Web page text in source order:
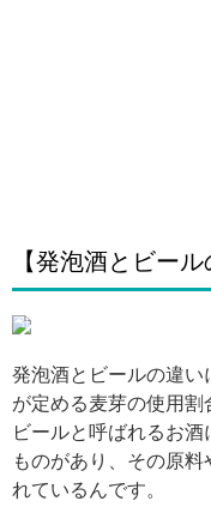
【発泡酒とビー
引用: https://i.pinimg.com/564x/f4/6d/
発泡酒とビールの違い
が定める麦芽の使用割
ビールと呼ばれるお
ものがあり、その原
れているんです。